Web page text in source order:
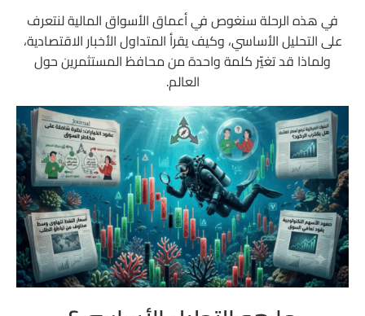
تقرير الوظائف الأمريكية (NFP)
معدل البطالة
الناتج المحلي الإجمالي (GDP)
مؤشر مديري المشتريات (PMI)
مبيعات التجزئة (Retail Sales)
قرارات البنوك المركزية
أكثر الأخبار الاقتصادية تأثيرًا على الأسواق
كيف يقوم المحلل الأساسي بتحليل الأسواق؟
أولًا: يبدأ بالاقتصاد العالمي
ثانيًا: يحلل القطاع أو الصناعة
في هذه الرحلة سنغوص في أعماق الأسواق المالية لنتعرف
على التحليل الأساسي، وكيف يقرأ المتداول الأخبار الاقتصادية،
ولماذا قد تغيّر كلمة واحدة من محافظ المستثمرين حول
العالم.